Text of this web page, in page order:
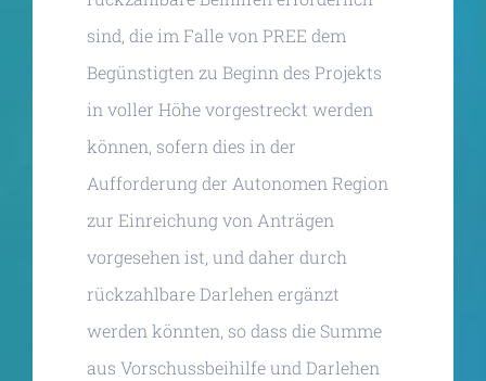
sind, die im Falle von PREE dem
Begünstigten zu Beginn des Projekts
in voller Höhe vorgestreckt werden
können, sofern dies in der
Aufforderung der Autonomen Region
zur Einreichung von Anträgen
vorgesehen ist, und daher durch
rückzahlbare Darlehen ergänzt
werden könnten, so dass die Summe
aus Vorschussbeihilfe und Darlehen